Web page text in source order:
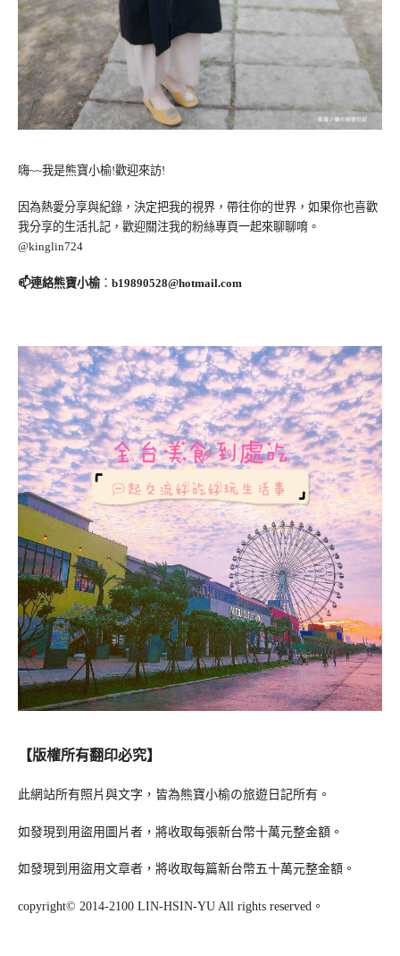
嗨~~我是熊寶小榆!歡迎來訪!
因為熱愛分享與紀錄，決定把我的視界，帶往你的世界，如果你也喜歡
我分享的生活扎記，歡迎關注我的粉絲專頁一起來聊聊唷。
@kinglin724
📫連絡熊寶小榆： b19890528@hotmail.com
【版權所有翻印必究】
此網站所有照片與文字，皆為熊寶小榆の旅遊日記所有。
如發現到用盜用圖片者，將收取每張新台幣十萬元整金額。
如發現到用盜用文章者，將收取每篇新台幣五十萬元整金額。
copyright© 2014-2100 LIN-HSIN-YU All rights reserved。